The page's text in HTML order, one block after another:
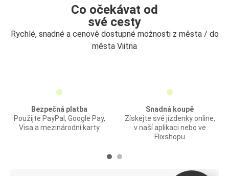
Co očekávat od
své cesty
Rychlé, snadné a cenově dostupné možnosti z města / do
města Viitna
Bezpečná platba
Použijte PayPal, Google Pay,
Visa a mezinárodní karty
Snadná koupě
Získejte své jízdenky online,
v naší aplikaci nebo ve
Flixshopu